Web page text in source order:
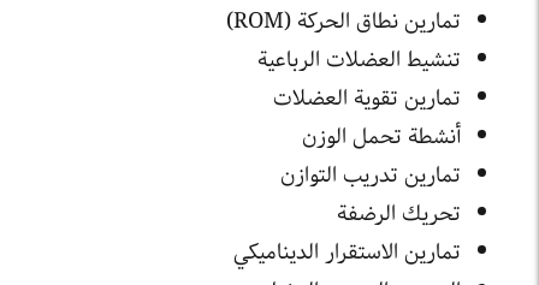
تمارين نطاق الحركة (ROM)
تنشيط العضلات الرباعية
تمارين تقوية العضلات
أنشطة تحمل الوزن
تمارين تدريب التوازن
تحريك الرضفة
تمارين الاستقرار الديناميكي